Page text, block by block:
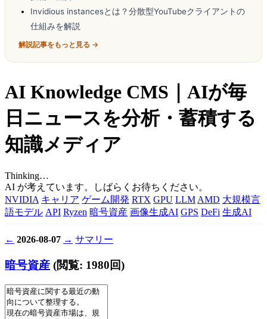
Invidious instancesとは？分散型YouTubeクライアントの
仕組みを解説
解説記事をもっと見る →
AI Knowledge CMS｜AIが毎
日ニュースを分析・蓄積する
知識メディア
Thinking…
AI が考えています。しばらくお待ちください。
NVIDIA キャリア ゲーム開発 RTX GPU LLMAMD 大規模言
語モデル API Ryzen 暗号資産 画像生成AI GPS DeFi 生成AI
← 2026-08-07 → サマリー
暗号資産 (閲覧: 1980回)